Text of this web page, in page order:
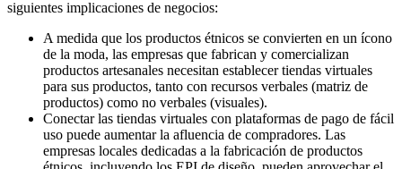
siguientes implicaciones de negocios:
A medida que los productos étnicos se convierten en un ícono
de la moda, las empresas que fabrican y comercializan
productos artesanales necesitan establecer tiendas virtuales
para sus productos, tanto con recursos verbales (matriz de
productos) como no verbales (visuales).
Conectar las tiendas virtuales con plataformas de pago de fácil
uso puede aumentar la afluencia de compradores. Las
empresas locales dedicadas a la fabricación de productos